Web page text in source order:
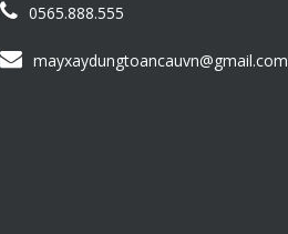
0565.888.555
mayxaydungtoancauvn@gmail.com